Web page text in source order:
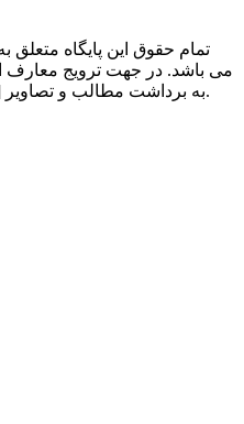
تمام حقوق این پایگاه
می باشد. در جهت ترویج معارف
به برداشت مطالب و تصاویر [به جز مصارف تجاری] وجود ندارد.